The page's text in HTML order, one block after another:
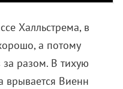
Халльстрема, в
а потому
за разом. В тихую
врывается Виенн